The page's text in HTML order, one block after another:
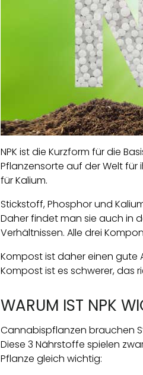
NPK ist die Kurzform für die
Pflanzensorte auf der Welt für
für Kalium.
Stickstoff, Phosphor und
Daher findet man sie auch in
Verhältnissen. Alle drei
Kompost ist daher einen gute
Kompost ist es schwerer, das
WARUM IST NPK
Cannabispflanzen brauchen
Diese 3 Nährstoffe spielen
Pflanze gleich wichtig: